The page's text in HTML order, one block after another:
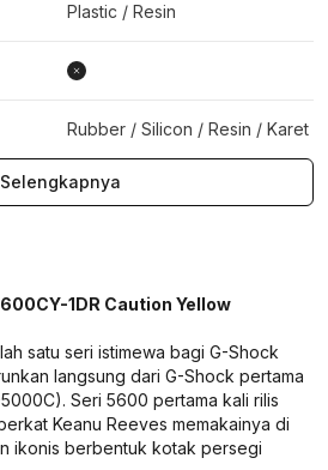
Plastic / Resin
Rubber / Silicon / Resin / Karet
Selengkapnya
1DR Caution Yellow
satu seri istimewa bagi G-Shock
langsung dari G-Shock pertama
Seri 5600 pertama kali rilis
Keanu Reeves memakainya di
ikonis berbentuk kotak persegi